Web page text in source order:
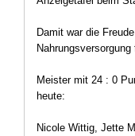
Damit war die
Meister mit 24 : 0
heute:
Nicole Wittig, Jette